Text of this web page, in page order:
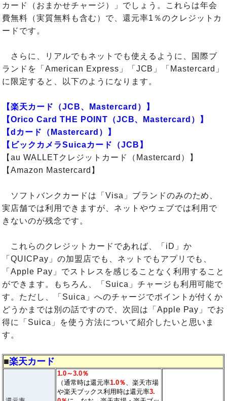
カード（おまかせチャージ）」でしょう。これらは年会
費無料（実質無料も含む）で、還元率1％のクレジットカ
ードです。
さらに、リアルでもネットでも使えるように、国際ブ
ランドを「American Express」「JCB」「Mastercard」
に限定すると、以下のようになります。
【楽天カード（JCB、Mastercard）】
【Orico Card THE POINT（JCB、Mastercard）】
【dカード（Mastercard）】
【ビックカメラSuicaカード（JCB】
【au WALLETクレジットカード（Mastercard）】
【Amazon Mastercard】
ソフトバンクカードは「Visa」ブランドのみのため、
実店舗では利用できますが、ネットやウェブでは利用で
きないのが残念です。
これらのクレジットカードであれば、「iD」か
「QUICPay」の加盟店でも、ネットでもアプリでも、
「Apple Pay」でストレスを感じることなく利用すること
ができます。もちろん、「Suica」チャージも利用可能で
す。ただし、「Suica」へのチャージでポイントが付くか
どうかまでは別の話ですので、次回は「Apple Pay」でお
得に「Suica」を使う方法について紹介したいと思いま
す。
■楽天カード
1.0～3.0％
（通常時は還元率1.0％ 、楽天市場
や楽天ブックス利用時は還元率3.